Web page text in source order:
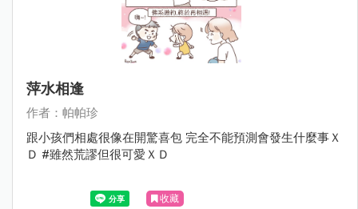
萍水相逢
作者：帕帕珍
跟小孩們相處很像在開驚喜包 完全不能預測會發生什麼事Ｘ
Ｄ #雖然荒謬但很可愛ＸＤ
收藏